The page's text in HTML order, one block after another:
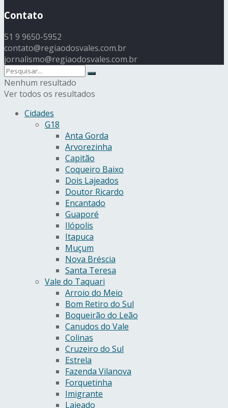
Contato
51 9 9650-5952
contato@regiaodosvales.com.br
jornalismo@regiaodosvales.com.br
Nenhum resultado
Ver todos os resultados
Cidades
G18
Anta Gorda
Arvorezinha
Capitão
Coqueiro Baixo
Dois Lajeados
Doutor Ricardo
Encantado
Guaporé
Ilópolis
Itapuca
Muçum
Nova Bréscia
Santa Teresa
Vale do Taquari
Arroio do Meio
Bom Retiro do Sul
Boqueirão do Leão
Canudos do Vale
Colinas
Cruzeiro do Sul
Estrela
Fazenda Vilanova
Forquetinha
Imigrante
Lajeado